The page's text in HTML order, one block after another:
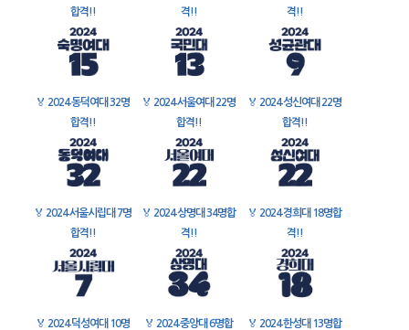
합격!!
격!!
격!!
🏅 2024 동덕여대 32명
합격!!
🏅 2024 서울여대 22명
합격!!
🏅 2024 성신여대 22명
합격!!
🏅 2024 서울시립대 7명
합격!!
🏅 2024 상명대 34명합
격!!
🏅 2024 경희대 18명합
격!!
🏅 2024 덕성여대 10명
🏅 2024 중앙대 6명합
🏅 2024 한성대 13명합